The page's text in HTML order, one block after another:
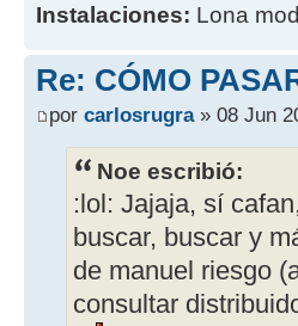
Instalaciones: Lona
Re: CÓMO
por carlosrugra» 08 Jun
Noe escribió:
:lol: Jajaja, sí
buscar, buscar y
de manuel riesgo
consultar